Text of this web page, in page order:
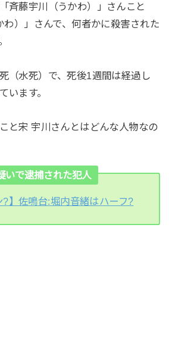
斉藤宇川（うかわ）」さんこと
わ）」さんで、何者かに殺害された
（水死）で、死後1週間は経過し
います。
と宋 宇川さんとはどんな人物なの
いで逮捕された犯人
?】佐鳴台:堀内音緒はハーフ?